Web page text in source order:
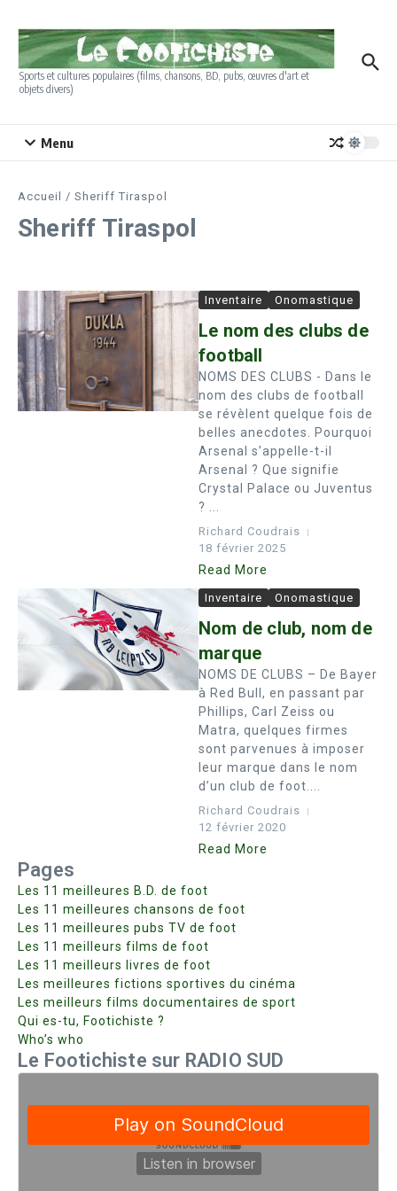
Sports et cultures populaires (films, chansons, BD, pubs, œuvres d'art et
objets divers)
Menu
Accueil / Sheriff Tiraspol
Sheriff Tiraspol
Inventaire Onomastique
Le nom des clubs de
football
NOMS DES CLUBS - Dans le
nom des clubs de football
se révèlent quelque fois de
belles anecdotes. Pourquoi
Arsenal s’appelle-t-il
Arsenal ? Que signifie
Crystal Palace ou Juventus
? ...
Richard Coudrais
18 février 2025
Read More
Inventaire Onomastique
Nom de club, nom de
marque
NOMS DE CLUBS – De Bayer
à Red Bull, en passant par
Phillips, Carl Zeiss ou
Matra, quelques firmes
sont parvenues à imposer
leur marque dans le nom
d’un club de foot....
Richard Coudrais
12 février 2020
Read More
Pages
Les 11 meilleures B.D. de foot
Les 11 meilleures chansons de foot
Les 11 meilleures pubs TV de foot
Les 11 meilleurs films de foot
Les 11 meilleurs livres de foot
Les meilleures fictions sportives du cinéma
Les meilleurs films documentaires de sport
Qui es-tu, Footichiste ?
Who’s who
Le Footichiste sur RADIO SUD